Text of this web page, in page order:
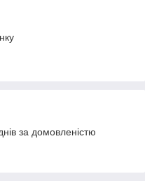
за домовленістю